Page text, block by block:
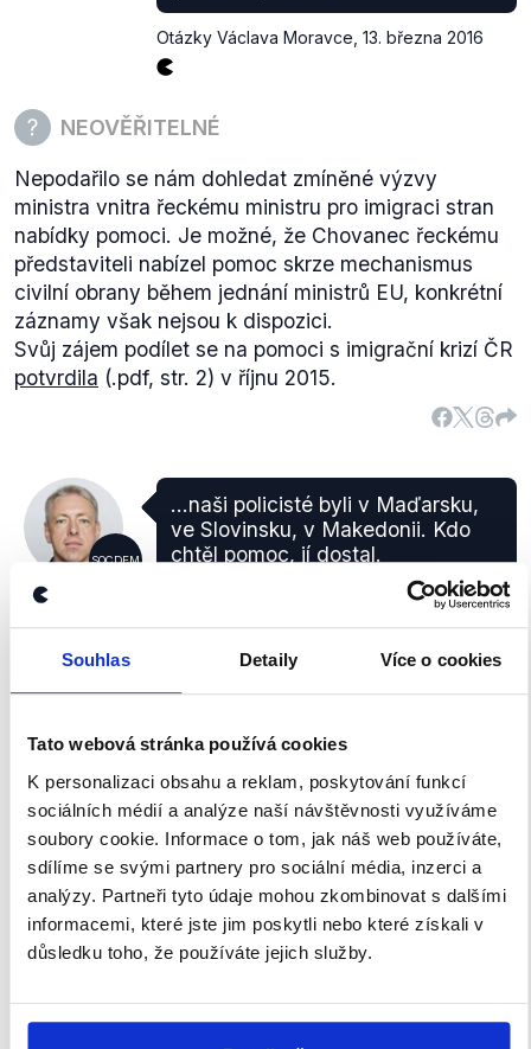
Souhlas Detaily Více o cookies
Tato webová stránka používá cookies
K personalizaci obsahu a reklam, poskytování funkcí
sociálních médií a analýze naší návštěvnosti využíváme
soubory cookie. Informace o tom, jak náš web používáte,
sdílíme se svými partnery pro sociální média, inzerci a
analýzy. Partneři tyto údaje mohou zkombinovat s dalšími
informacemi, které jste jim poskytli nebo které získali v
důsledku toho, že používáte jejich služby.
Otázky Václava Moravce 13. března 2016
NEOVĚŘITELNÉ
Nepodařilo se nám dohledat zmíněné výzvy
ministra vnitra řeckému ministru pro imigraci stran
nabídky pomoci. Je možné, že Chovanec řeckému
představiteli nabízel pomoc skrze mechanismus
civilní obrany během jednání ministrů EU, konkrétní
záznamy však nejsou k dispozici.
Svůj zájem podílet se na pomoci s imigrační krizí ČR
potvrdila (.pdf, str. 2) v říjnu 2015.
SOCDEM
Milan
Chovanec
...naši policisté byli v Maďarsku,
ve Slovinsku, v Makedonii. Kdo
chtěl pomoc, jí dostal.
13. března 2016
PRAVDA
Pomoc České republiky spočívá v několika
oblastech. Předně byli do Maďarska, Slovinska a
Makedonie vysláni příslušníci Policie České
republiky. Na místě pomáhali čo pomáhají s
ostrahou hranic.
19. října 2015 vyslovila vládasouhlass vysláním 50
policistů do Maďarska. Ti měli být vysláni do země
dopoloviny prosincea provádět hlídky spolu s
O vyslání 20 policistů doSlovinskainformoval vládu
ministr vnitra Chovanec 2. listopadu 2015. Tisková